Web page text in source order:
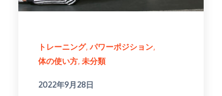
トレーニング パワーポジション
体の使い方 未分類
Posted
2022年9月28日